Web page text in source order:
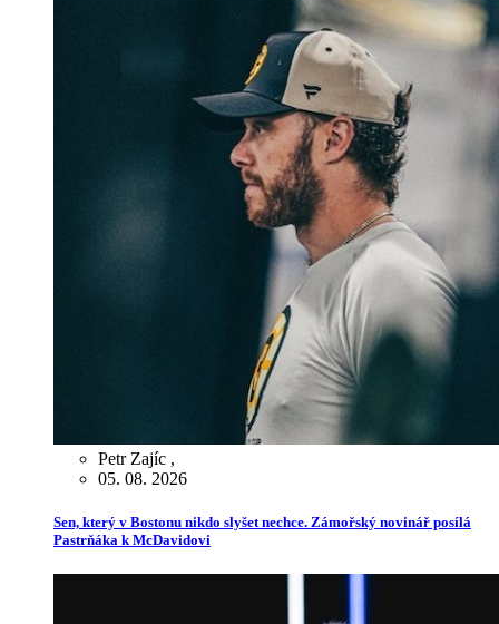
Petr Zajíc ,
05. 08. 2026
Sen, který v Bostonu nikdo slyšet nechce. Zámořský novinář posílá
Pastrňáka k McDavidovi